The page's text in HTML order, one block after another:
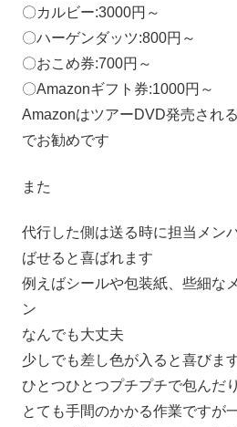
〇カルビー:3000円～
〇ハーゲンダッツ:800円～
〇おこめ券:700円～
〇Amazonギフト券:1000円～
AmazonはツアーDVD発売され
でお勧めです
また
代行した側は送る時に担当メン
ばせると喜ばれます
例えばシールや包装紙、些細な
ン
なんでも大丈夫
少しでも差し色が入ると喜びま
ひとつひとつプチプチで包んだ
とても手間のかかる作業ですが